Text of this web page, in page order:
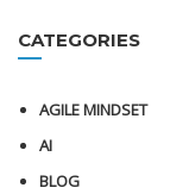
CATEGORIES
AGILE MINDSET
AI
BLOG